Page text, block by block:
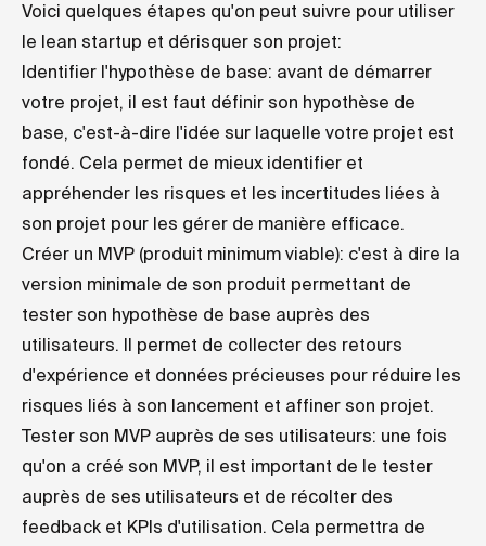
Voici quelques étapes qu'on peut suivre pour utiliser
le lean startup et dérisquer son projet:
Identifier l'hypothèse de base: avant de démarrer
votre projet, il est faut définir son hypothèse de
base, c'est-à-dire l'idée sur laquelle votre projet est
fondé. Cela permet de mieux identifier et
appréhender les risques et les incertitudes liées à
son projet pour les gérer de manière efficace.
Créer un MVP (produit minimum viable): c'est à dire la
version minimale de son produit permettant de
tester son hypothèse de base auprès des
utilisateurs. Il permet de collecter des retours
d'expérience et données précieuses pour réduire les
risques liés à son lancement et affiner son projet.
Tester son MVP auprès de ses utilisateurs: une fois
qu'on a créé son MVP, il est important de le tester
auprès de ses utilisateurs et de récolter des
feedback et KPIs d'utilisation. Cela permettra de